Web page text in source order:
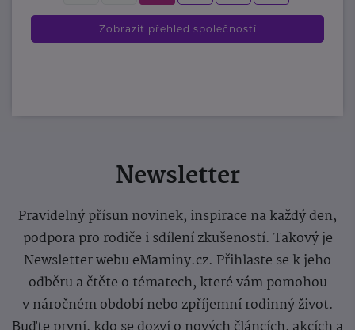
Zobrazit přehled společností
Newsletter
Pravidelný přísun novinek, inspirace na každý den,
podpora pro rodiče i sdílení zkušeností. Takový je
Newsletter webu eMaminy.cz. Přihlaste se k jeho
odběru a čtěte o tématech, které vám pomohou
v náročném období nebo zpříjemní rodinný život.